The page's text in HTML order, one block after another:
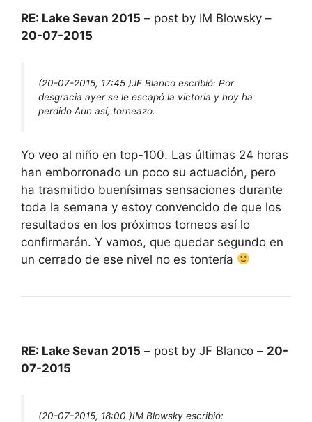
RE: Lake Sevan 2015 – post by IM Blowsky –
20-07-2015
(20-07-2015, 17:45 )JF Blanco escribió: Por
desgracia ayer se le escapó la victoria y hoy ha
perdido Aun así, torneazo.
Yo veo al niño en top-100. Las últimas 24 horas
han emborronado un poco su actuación, pero
ha trasmitido buenísimas sensaciones durante
toda la semana y estoy convencido de que los
resultados en los próximos torneos así lo
confirmarán. Y vamos, que quedar segundo en
un cerrado de ese nivel no es tontería
RE: Lake Sevan 2015 – post by JF Blanco – 20-
07-2015
(20-07-2015, 18:00 )IM Blowsky escribió: